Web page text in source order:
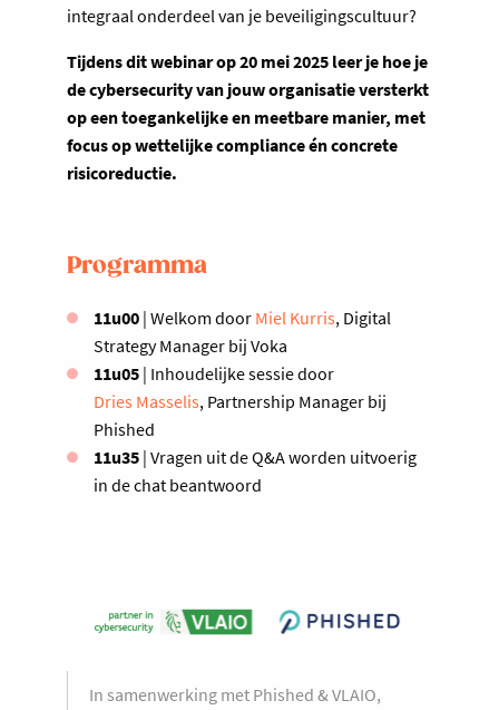
integraal onderdeel van je beveiligingscultuur?
Tijdens dit webinar op 20 mei 2025 leer je hoe je
de cybersecurity van jouw organisatie versterkt
op een toegankelijke en meetbare manier, met
focus op wettelijke compliance én concrete
risicoreductie.
Programma
11u00 | Welkom door Miel Kurris, Digital
Strategy Manager bij Voka
11u05 | Inhoudelijke sessie door
Dries Masselis, Partnership Manager bij
Phished
11u35 | Vragen uit de Q&A worden uitvoerig
in de chat beantwoord
In samenwerking met Phished & VLAIO,